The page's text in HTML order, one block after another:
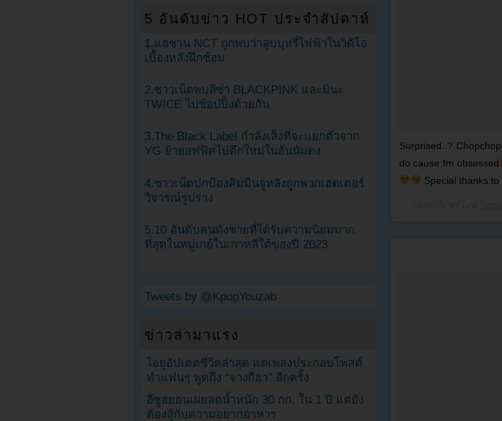
Surprised..? Chopchop
do cause Im obsessed
Special thanks
5 อันดับข่าว HOT ประจำสัปดาห์
1.แฮชาน NCT ถูกพบว่าสูบบุหรี่ไฟฟ้าในวิดีโอ
เบื้องหลังฝึกซ้อม
2.ชาวเน็ตพบลิซ่า BLACKPINK และมินะ
TWICE ไปช้อปปิ้งด้วยกัน
3.The Black Label กำลังเล็งที่จะแยกตัวจาก
YG ย้ายอฟฟิศไปตึกใหม่ในฮันนัมดง
4.ชาวเน็ตปกป้องคิมมินจูหลังถูกพวกเฮดเตอร์
วิจารณ์รูปร่าง
5.10 อันดับคนดังชายที่ได้รับความนิยมมาก
ที่สุดในหมู่เกย์ในเกาหลีใต้ของปี 2023
Tweets by @KpopYouzab
ข่าวล่ามาแรง
ไอยูอัปเดตชีวิตล่าสุด แต่เพลงประกอบโพสต์
ทำแฟนๆ พูดถึง “จางกีฮา” อีกครั้ง
อีซูฮยอนเผยลดน้ำหนัก 30 กก. ใน 1 ปี แต่ยัง
ต้องสู้กับความอยากอาหาร